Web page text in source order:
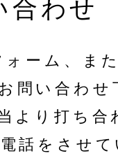
わせ
ォーム、ま
問い合わせ
より打ち合
話をさせ